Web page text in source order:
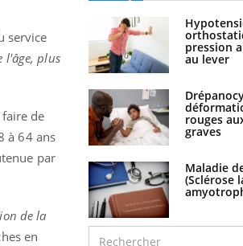
service
l'âge, plus
de
à 64 ans
par
de la
en
pression
au lever
rouges
graves
Maladie
(Sclérose